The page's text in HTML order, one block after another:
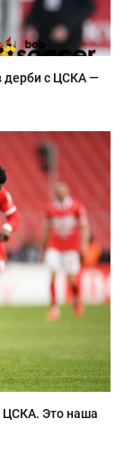
дерби с ЦСКА —
ЦСКА. Это наша